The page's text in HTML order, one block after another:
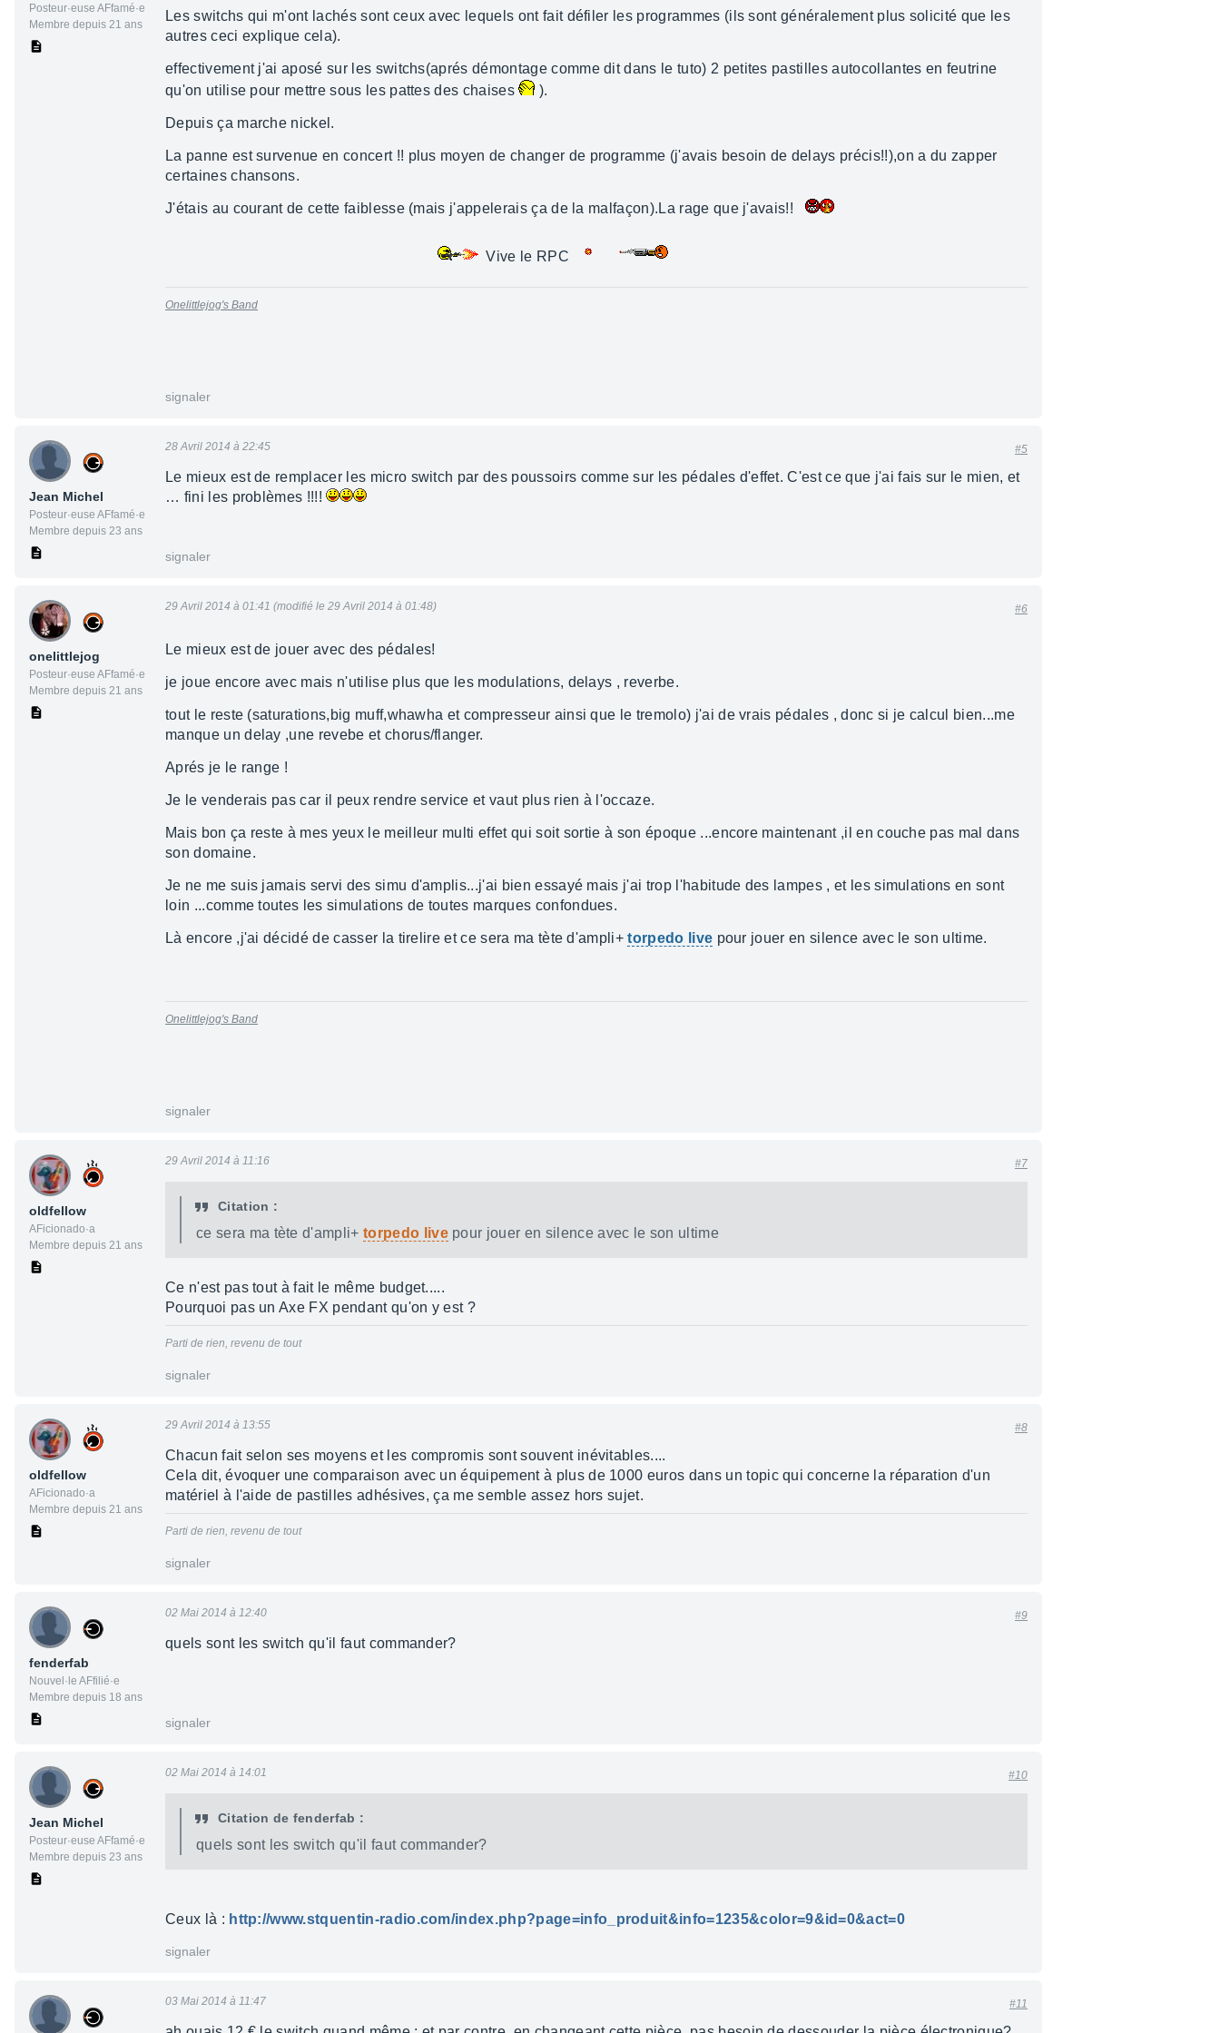
Posteur·euse AFfamé·e
Membre depuis 21 ans
Les switchs qui m'ont lachés sont ceux avec lequels ont fait défiler les programmes (ils sont généralement plus solicité que les
autres ceci explique cela).
effectivement j'ai aposé sur les switchs(aprés démontage comme dit dans le tuto) 2 petites pastilles autocollantes en feutrine
qu'on utilise pour mettre sous les pattes des chaises
).
Depuis ça marche nickel.
La panne est survenue en concert !! plus moyen de changer de programme (j'avais besoin de delays précis!!),on a du zapper
certaines chansons.
J'étais au courant de cette faiblesse (mais j'appelerais ça de la malfaçon).La rage que j'avais!!
Vive le RPC
Onelittlejog's Band
signaler
Jean Michel
Posteur·euse AFfamé·e
Membre depuis 23 ans
28 Avril 2014 à 22:45 #5
Le mieux est de remplacer les micro switch par des poussoirs comme sur les pédales d'effet. C'est ce que j'ai fais sur le mien, et
… fini les problèmes !!!!
signaler
onelittlejog
Posteur·euse AFfamé·e
Membre depuis 21 ans
29 Avril 2014 à 01:41 (modifié le 29 Avril 2014 à 01:48) #6
Le mieux est de jouer avec des pédales!
je joue encore avec mais n'utilise plus que les modulations, delays , reverbe.
tout le reste (saturations,big muff,whawha et compresseur ainsi que le tremolo) j'ai de vrais pédales , donc si je calcul bien...me
manque un delay ,une revebe et chorus/flanger.
Aprés je le range !
Je le venderais pas car il peux rendre service et vaut plus rien à l'occaze.
Mais bon ça reste à mes yeux le meilleur multi effet qui soit sortie à son époque ...encore maintenant ,il en couche pas mal dans
son domaine.
Je ne me suis jamais servi des simu d'amplis...j'ai bien essayé mais j'ai trop l'habitude des lampes , et les simulations en sont
loin ...comme toutes les simulations de toutes marques confondues.
Là encore ,j'ai décidé de casser la tirelire et ce sera ma tète d'ampli+torpedo live pour jouer en silence avec le son ultime.
Onelittlejog's Band
signaler
oldfellow
AFicionado·a
Membre depuis 21 ans
29 Avril 2014 à 11:16 #7
Citation :
ce sera ma tète d'ampli+ torpedo livepour jouer en silence avec le son ultime
Ce n'est pas tout à fait le même budget.....
Pourquoi pas un Axe FX pendant qu'on y est ?
Parti de rien, revenu de tout
signaler
oldfellow
AFicionado·a
Membre depuis 21 ans
29 Avril 2014 à 13:55 #8
Chacun fait selon ses moyens et les compromis sont souvent inévitables....
Cela dit, évoquer une comparaison avec un équipement à plus de 1000 euros dans un topic qui concerne la réparation d'un
matériel à l'aide de pastilles adhésives, ça me semble assez hors sujet.
Parti de rien, revenu de tout
signaler
fenderfab
Nouvel·le AFfilié·e
Membre depuis 18 ans
02 Mai 2014 à 12:40 #9
quels sont les switch qu'il faut commander?
signaler
Jean Michel
Posteur·euse AFfamé·e
Membre depuis 23 ans
02 Mai 2014 à 14:01 #10
Citation de fenderfab :
quels sont les switch qu'il faut commander?
Ceux là : http://www.stquentin-radio.com/index.php?page=info_produit&info=1235&color=9&id=0&act=0
signaler
03 Mai 2014 à 11:47 #11